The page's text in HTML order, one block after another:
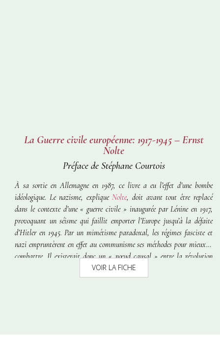
La Guerre civile européenne: 1917-1945 – Ernst
Nolte
Préface de Stéphane Courtois
À sa sortie en Allemagne en 1987, ce livre a eu l’effet d’une bombe
idéologique. Le nazisme, explique Nolte, doit avant tout être replacé
dans le contexte d’une « guerre civile » inaugurée par Lénine en 1917,
provoquant un séisme qui faillit emporter l’Europe jusqu’à la défaite
d’Hitler en 1945. Par un mimétisme paradoxal, les régimes fasciste et
nazi empruntèrent en effet au communisme ses méthodes pour mieux le
combattre. Il existerait donc un « nœud causal » entre la révolution
bolchevique et la naissance des fascismes. Nolte cherche à comprendre
pourquoi la réaction antibolchevique d’Hitler a trouvé dans le mythe de
VOIR LA FICHE